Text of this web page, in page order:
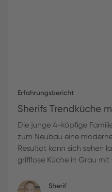
Erfahrungsbericht
Sherifs Trendküche
Die junge 4-köpfige
zum Neubau eine
Resultat kann sich sehen
grifflose Küche in Grau
Sherif